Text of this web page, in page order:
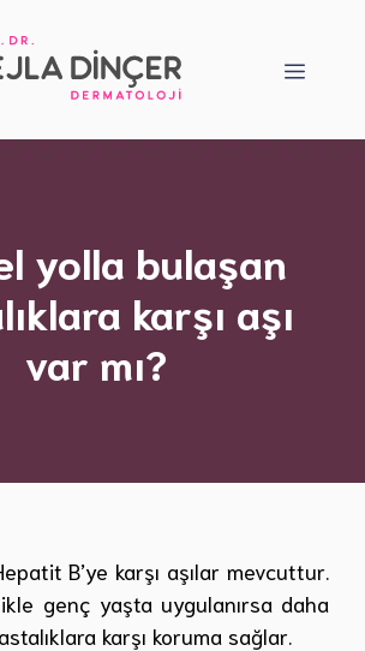
Menü
yolla bulaşan
karşı aşı
var mı?
B’ye karşı aşılar mevcuttur.
genç yaşta uygulanırsa daha
karşı koruma sağlar.